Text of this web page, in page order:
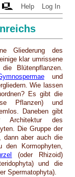
Help Log In
Gliederung des
klar umrissene
Blütenpflanzen.
und
Wie lassen
Es gibt die
Pflanzen) und
Daneben gibt
Architektur des
Die Gruppe der
dann aber auch die
den Kormophyten,
(oder Rhizoid)
und die
Spermatophyta).